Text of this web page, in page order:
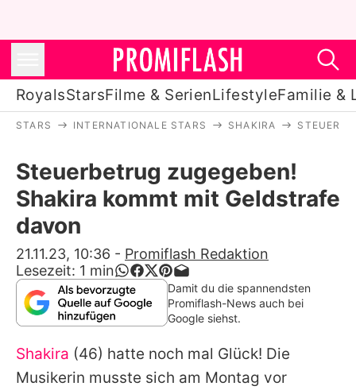
RoyalsStarsFilme & SerienLifestyleFamilie &
Stars
Filme & Serien
Lifestyle
Familie & Liebe
Promiflash Exklusiv
Alle Themen auf Promiflash
STARS INTERNATIONALE STARS SHAKIRA
Steuerbetrug zugegeben!
Shakira kommt mit Geldstrafe
davon
21.11.23, 10:36 - Promiflash Redaktion
Lesezeit: 1 min
Damit du die spannendsten
Promiflash-News auch bei
Google siehst.
Shakira (46) hatte noch mal Glück! Die
Musikerin musste sich am Montag vor